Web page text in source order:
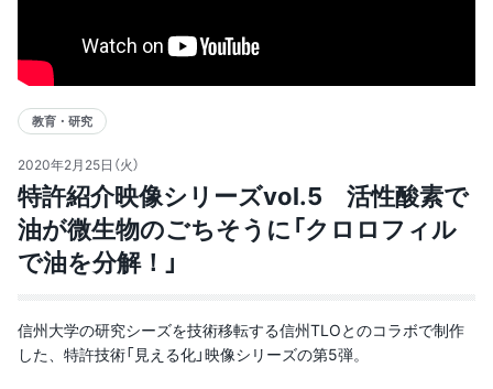
教育・研究
2020年2月25日（火）
特許紹介映像シリーズvol.5 活性酸素で
油が微生物のごちそうに「クロロフィル
で油を分解！」
信州大学の研究シーズを技術移転する信州TLOとのコラボで制作
した、特許技術「見える化」映像シリーズの第5弾。